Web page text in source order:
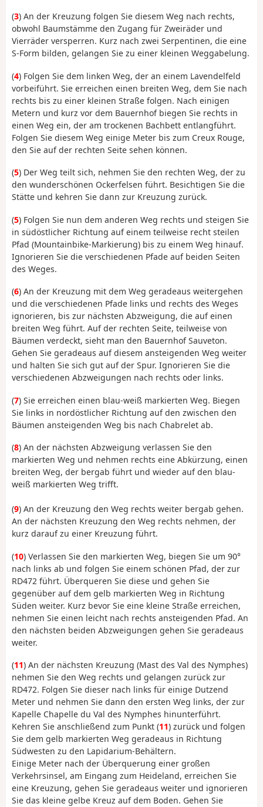
(3) An der Kreuzung folgen Sie diesem Weg nach rechts,
obwohl Baumstämme den Zugang für Zweiräder und
Vierräder versperren. Kurz nach zwei Serpentinen, die eine
S-Form bilden, gelangen Sie zu einer kleinen Weggabelung.
(4) Folgen Sie dem linken Weg, der an einem Lavendelfeld
vorbeiführt. Sie erreichen einen breiten Weg, dem Sie nach
rechts bis zu einer kleinen Straße folgen. Nach einigen
Metern und kurz vor dem Bauernhof biegen Sie rechts in
einen Weg ein, der am trockenen Bachbett entlangführt.
Folgen Sie diesem Weg einige Meter bis zum Creux Rouge,
den Sie auf der rechten Seite sehen können.
(5) Der Weg teilt sich, nehmen Sie den rechten Weg, der zu
den wunderschönen Ockerfelsen führt. Besichtigen Sie die
Stätte und kehren Sie dann zur Kreuzung zurück.
(5) Folgen Sie nun dem anderen Weg rechts und steigen Sie
in südöstlicher Richtung auf einem teilweise recht steilen
Pfad (Mountainbike-Markierung) bis zu einem Weg hinauf.
Ignorieren Sie die verschiedenen Pfade auf beiden Seiten
des Weges.
(6) An der Kreuzung mit dem Weg geradeaus weitergehen
und die verschiedenen Pfade links und rechts des Weges
ignorieren, bis zur nächsten Abzweigung, die auf einen
breiten Weg führt. Auf der rechten Seite, teilweise von
Bäumen verdeckt, sieht man den Bauernhof Sauveton.
Gehen Sie geradeaus auf diesem ansteigenden Weg weiter
und halten Sie sich gut auf der Spur. Ignorieren Sie die
verschiedenen Abzweigungen nach rechts oder links.
(7) Sie erreichen einen blau-weiß markierten Weg. Biegen
Sie links in nordöstlicher Richtung auf den zwischen den
Bäumen ansteigenden Weg bis nach Chabrelet ab.
(8) An der nächsten Abzweigung verlassen Sie den
markierten Weg und nehmen rechts eine Abkürzung, einen
breiten Weg, der bergab führt und wieder auf den blau-
weiß markierten Weg trifft.
(9) An der Kreuzung den Weg rechts weiter bergab gehen.
An der nächsten Kreuzung den Weg rechts nehmen, der
kurz darauf zu einer Kreuzung führt.
(10) Verlassen Sie den markierten Weg, biegen Sie um 90°
nach links ab und folgen Sie einem schönen Pfad, der zur
RD472 führt. Überqueren Sie diese und gehen Sie
gegenüber auf dem gelb markierten Weg in Richtung
Süden weiter. Kurz bevor Sie eine kleine Straße erreichen,
nehmen Sie einen leicht nach rechts ansteigenden Pfad. An
den nächsten beiden Abzweigungen gehen Sie geradeaus
weiter.
(11) An der nächsten Kreuzung (Mast des Val des Nymphes)
nehmen Sie den Weg rechts und gelangen zurück zur
RD472. Folgen Sie dieser nach links für einige Dutzend
Meter und nehmen Sie dann den ersten Weg links, der zur
Kapelle Chapelle du Val des Nymphes hinunterführt.
Kehren Sie anschließend zum Punkt (11) zurück und folgen
Sie dem gelb markierten Weg geradeaus in Richtung
Südwesten zu den Lapidarium-Behältern.
Einige Meter nach der Überquerung einer großen
Verkehrsinsel, am Eingang zum Heideland, erreichen Sie
eine Kreuzung, gehen Sie geradeaus weiter und ignorieren
Sie das kleine gelbe Kreuz auf dem Boden. Gehen Sie